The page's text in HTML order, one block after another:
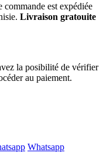
est expédiée
Livraison gratouite
la posibilité de vérifier
au paiement.
Whatsapp